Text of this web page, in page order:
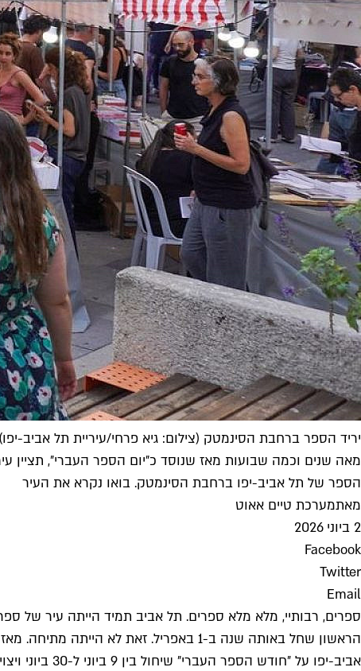
יריד הספר ברחבת הסינמטק (צילום: גיא פרחי/עיריית תל אביב-יפו)
הספר של תל אביב-יפו ברחבת הסינמטק. בואו נקרא את העיר
מאתמערכת טיים אאוט
2 ביוני 2026
Facebook
Twitter
Email
הראשון שחל באותה שנה ב-1 באפריל.
אביב-יפו על ״חודש הספר העברי״ שיחול בין 9 ביוני ל-30 ביוני ויצויין בעשרות רבות של אירועים בכל רחבי העיר.